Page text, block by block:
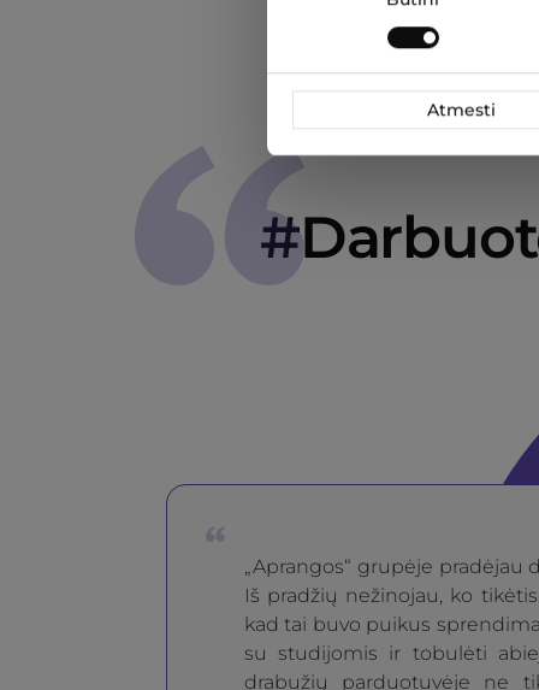
Atmesti
„Aprangos“ grupėje pradėjau
Iš pradžių nežinojau, ko
kad tai buvo puikus
su studijomis ir tobulėti
drabužių parduotuvėje ne